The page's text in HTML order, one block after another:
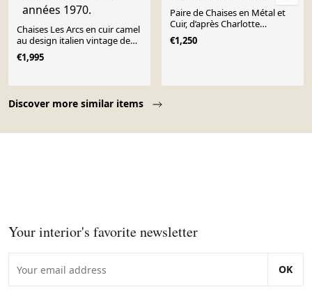
Discover more similar items
Chaises Les Arcs en cuir camel
au design italien vintage de
Charlotte Perriand pour Dal
Vera des années 1970.
€1,995
Paire de Chaises en Métal et
Cuir, d’après Charlotte
Perriand pour les Arcs,
époque vers 1960
€1,250
Your interior's favorite newsletter
OK